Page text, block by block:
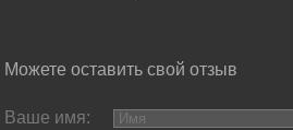
Можете оставить свой отзыв
Ваше имя: